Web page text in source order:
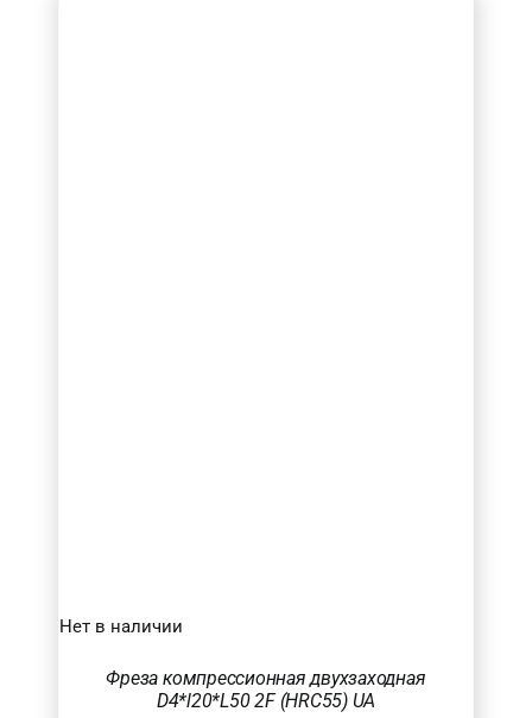
Нет в наличии
Фреза компрессионная двухзаходная
D4*l20*L50 2F (HRC55) UA